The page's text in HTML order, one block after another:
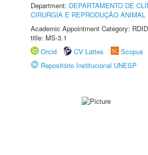
Department: DEPARTAMENTO DE
CIRURGIA E REPRODUÇÃO ANIMAL
Academic Appointment Category:
title: MS-3.1
Orcid
CV Lattes
Scopus
Repositório Institucional UNESP